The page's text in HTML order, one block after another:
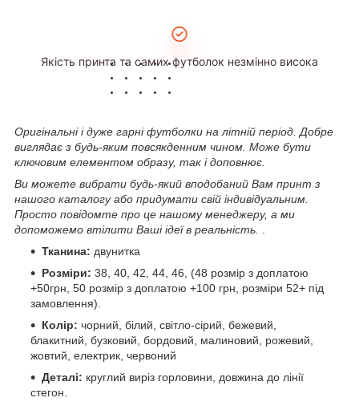
Якість принта та самих футболок незмінно висока
Оригінальні і дуже гарні футболки на літній період. Добре
виглядає з будь-яким повсякденним чином. Може бути
ключовим елементом образу, так і доповнює.
Ви можете вибрати будь-який вподобаний Вам принт з
нашого каталогу або придумати свій індивідуальним.
Просто повідомте про це нашому менеджеру, а ми
допоможемо втілити Ваші ідеї в реальність.
Тканина: двунитка
Розміри: 38, 40, 42, 44, 46, (48 розмір з доплатою
+50грн, 50 розмір з доплатою +100 грн, розміри 52+ під
замовлення).
Колір: чорний, білий, світло-сірий, бежевий,
блакитний, бузковий, бордовий, малиновий, рожевий,
жовтий, електрик, червоний
Деталі: круглий виріз горловини, довжина до лінії
стегон.